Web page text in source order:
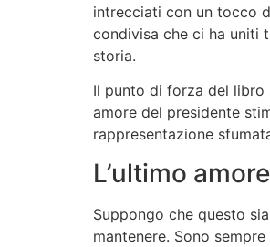
intrecciati con un tocco
condivisa che ci ha uniti
storia.
Il punto di forza del libro
amore del presidente
rappresentazione
L’ultimo
Suppongo che questo
mantenere. Sono